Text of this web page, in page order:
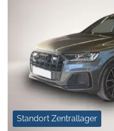
Standort Zentrallager